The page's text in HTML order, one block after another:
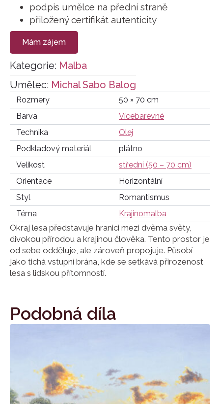
podpis umělce na přední straně
přiložený certifikát autenticity
Mám zájem
Kategorie: Malba
Umělec: Michal Sabo Balog
Rozmery
50 × 70 cm
Barva
Vícebarevné
Technika
Olej
Podkladový materiál
plátno
Velikost
střední (50 – 70 cm)
Orientace
Horizontální
Styl
Romantismus
Téma
Krajinomalba
Okraj lesa představuje hranici mezi dvěma světy,
divokou přírodou a krajinou člověka. Tento prostor je
od sebe odděluje, ale zároveň propojuje. Působí
jako tichá vstupní brána, kde se setkává přirozenost
lesa s lidskou přítomností.
Podobná díla